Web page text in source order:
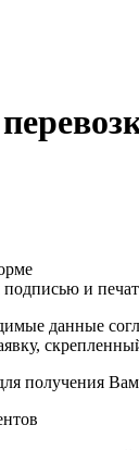
подписью и
данные
получения